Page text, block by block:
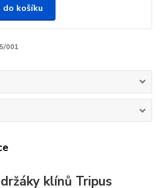
do košíku
001
klínů Tripus